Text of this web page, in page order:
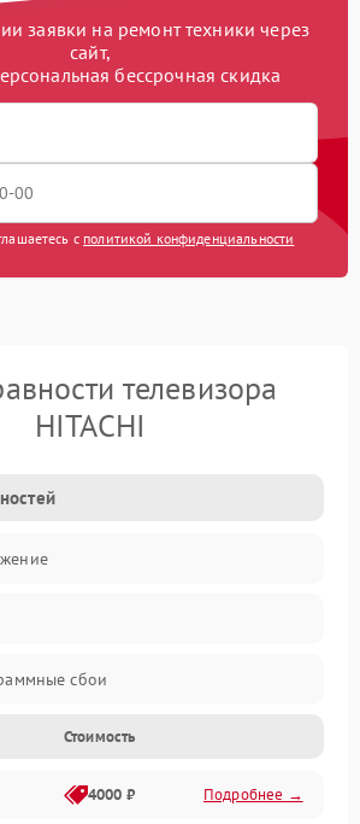
заявки на ремонт техники через
сайт,
бессрочная скидка
с политикой конфиденциальности
телевизора
HITACHI
сбои
модули
Стоимость
4000 ₽ Подробнее →